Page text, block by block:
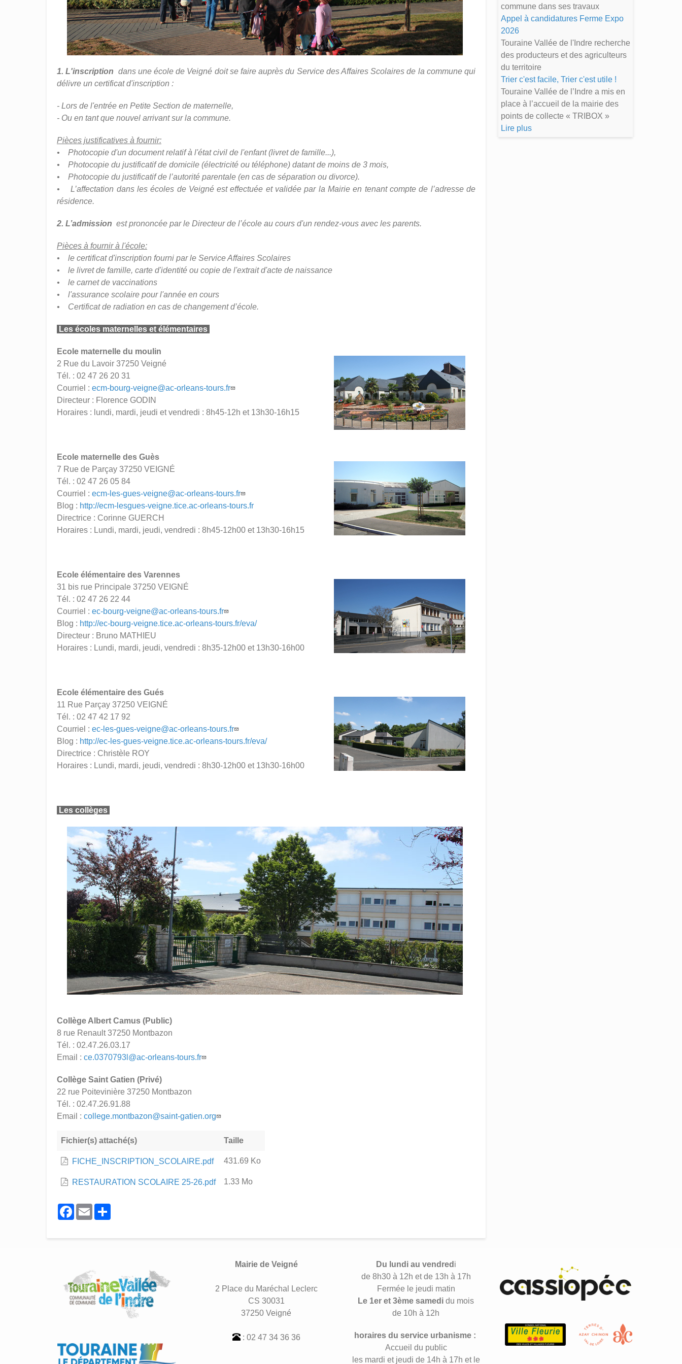
1. L'inscription dans une école de Veigné doit se faire auprès du Service des Affaires Scolaires de la commune qui
délivre un certificat d'inscription :
- Lors de l'entrée en Petite Section de maternelle,
- Ou en tant que nouvel arrivant sur la commune.
Pièces justificatives à fournir:
• Photocopie d'un document relatif à l'état civil de l'enfant (livret de famille...),
• Photocopie du justificatif de domicile (électricité ou téléphone) datant de moins de 3 mois,
• Photocopie du justificatif de l’autorité parentale (en cas de séparation ou divorce).
• L’affectation dans les écoles de Veigné est effectuée et validée par la Mairie en tenant compte de l’adresse de
résidence.
2. L’admission est prononcée par le Directeur de l’école au cours d'un rendez-vous avec les parents.
Pièces à fournir à l'école:
• le certificat d'inscription fourni par le Service Affaires Scolaires
• le livret de famille, carte d'identité ou copie de l'extrait d'acte de naissance
• le carnet de vaccinations
• l'assurance scolaire pour l'année en cours
• Certificat de radiation en cas de changement d’école.
Les écoles maternelles et élémentaires
Ecole maternelle du moulin
2 Rue du Lavoir 37250 Veigné
Tél. : 02 47 26 20 31
Courriel : ecm-bourg-veigne@ac-orleans-tours.fr
Directeur : Florence GODIN
Horaires : lundi, mardi, jeudi et vendredi : 8h45-12h et 13h30-16h15
Ecole maternelle des Guès
7 Rue de Parçay 37250 VEIGNÉ
Tél. : 02 47 26 05 84
Courriel : ecm-les-gues-veigne@ac-orleans-tours.fr
Blog : http://ecm-lesgues-veigne.tice.ac-orleans-tours.fr
Directrice : Corinne GUERCH
Horaires : Lundi, mardi, jeudi, vendredi : 8h45-12h00 et 13h30-16h15
Ecole élémentaire des Varennes
31 bis rue Principale 37250 VEIGNÉ
Tél. : 02 47 26 22 44
Courriel : ec-bourg-veigne@ac-orleans-tours.fr
Blog : http://ec-bourg-veigne.tice.ac-orleans-tours.fr/eva/
Directeur : Bruno MATHIEU
Horaires : Lundi, mardi, jeudi, vendredi : 8h35-12h00 et 13h30-16h00
Ecole élémentaire des Gués
11 Rue Parçay 37250 VEIGNÉ
Tél. : 02 47 42 17 92
Courriel : ec-les-gues-veigne@ac-orleans-tours.fr
Blog : http://ec-les-gues-veigne.tice.ac-orleans-tours.fr/eva/
Directrice : Christèle ROY
Horaires : Lundi, mardi, jeudi, vendredi : 8h30-12h00 et 13h30-16h00
Les collèges
Collège Albert Camus (Public)
8 rue Renault 37250 Montbazon
Tél. : 02.47.26.03.17
Email : ce.0370793l@ac-orleans-tours.fr
Collège Saint Gatien (Privé)
22 rue Poitevinière 37250 Montbazon
Tél. : 02.47.26.91.88
Email : college.montbazon@saint-gatien.org
Fichier(s) attaché(s) Taille
FICHE_INSCRIPTION_SCOLAIRE.pdf 431.69 Ko
RESTAURATION SCOLAIRE 25-26.pdf 1.33 Mo
Facebook
Email
commune dans ses travaux
Appel à candidatures Ferme Expo
2026
Touraine Vallée de l'Indre recherche
des producteurs et des agriculteurs
du territoire
Trier c'est facile, Trier c'est utile !
Touraine Vallée de l’Indre a mis en
place à l’accueil de la mairie des
points de collecte « TRIBOX »
Lire plus
Mairie de Veigné
2 Place du Maréchal Leclerc
CS 30031
37250 Veigné
: 02 47 34 36 36
Du lundi au vendred i
de 8h30 à 12h et de 13h à 17h
Fermée le jeudi matin
Le 1er et 3ème samedi du mois
de 10h à 12h
horaires du service urbanisme :
Accueil du public
les mardi et jeudi de 14h à 17h et le